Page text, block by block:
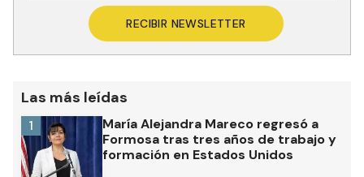
RECIBIR NEWSLETTER
Las más leídas
María Alejandra Mareco regresó a
Formosa tras tres años de trabajo y
formación en Estados Unidos
1